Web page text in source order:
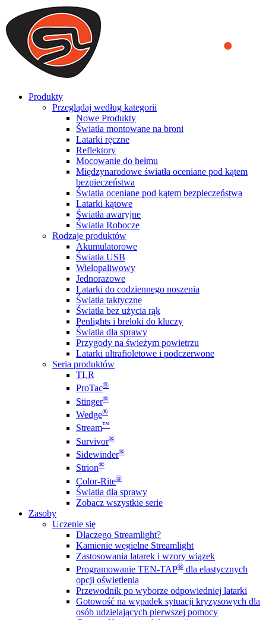
We use cookies to ensure that we provide you the best experience
on our website. By continuing to browse this website, you accept
that cookies are used to help us analyze how the website is used and
to offer you a better experience. To learn more or to find out how
you can disable cookies, you can access our
Produkty
Przeglądaj według kategorii
Nowe Produkty
Światła montowane na broni
Latarki ręczne
Reflektory
Mocowanie do hełmu
Międzynarodowe światła oceniane pod kątem
bezpieczeństwa
Światła oceniane pod kątem bezpieczeństwa
Latarki kątowe
Światła awaryjne
Światła Robocze
Rodzaje produktów
Akumulatorowe
Światła USB
Wielopaliwowy
Jednorazowe
Latarki do codziennego noszenia
Światła taktyczne
Światła bez użycia rąk
Penlights i breloki do kluczy
Światła dla sprawy
Przygody na świeżym powietrzu
Latarki ultrafioletowe i podczerwone
Seria produktów
TLR
ProTac®
Stinger®
Wedge®
Stream™
Survivor®
Sidewinder®
Strion®
Color-Rite®
Światła dla sprawy
Zobacz wszystkie serie
Zasoby
Uczenie się
Dlaczego Streamlight?
Kamienie węgielne Streamlight
Zastosowania latarek i wzory wiązek
Programowanie TEN-TAP® dla elastycznych
opcji oświetlenia
Przewodnik po wyborze odpowiedniej latarki
Gotowość na wypadek sytuacji kryzysowych dla
osób udzielających pierwszej pomocy